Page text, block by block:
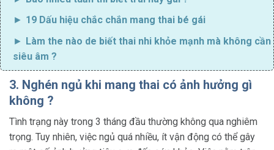
19 Dấu hiệu chắc chắn mang thai bé gái
Làm the nào de biết thai nhi khỏe mạnh mà không cần
siêu âm ?
3. Nghén ngủ khi mang thai có ảnh hưởng gì
không ?
Tình trạng này trong 3 tháng đầu thường không qua nghiêm
trọng. Tuy nhiên, việc ngủ quá nhiều, ít vận động có thể gây